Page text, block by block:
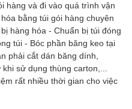
hàng và đi vào quá trình vận
bằng túi gói hàng chuyên
hàng hóa - Chuẩn bị túi đóng
túi - Bóc phần băng keo tại
phải cắt dán băng dính,
sử dụng thùng carton,...
rất nhiều thời gian cho việc